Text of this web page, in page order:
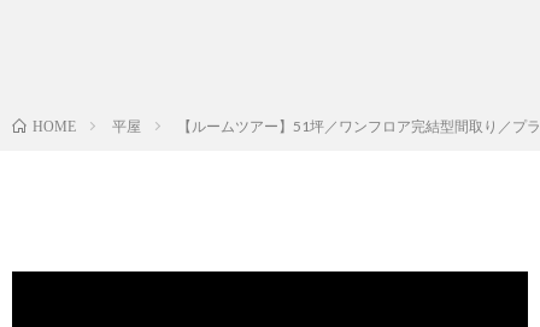
HOME 平屋 【ルームツアー】51坪／ワンフロア完結型間取り／